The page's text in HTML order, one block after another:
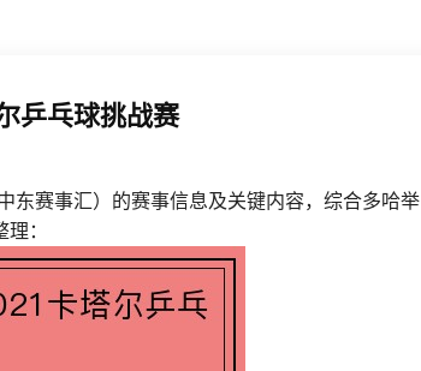
乒乓球挑战赛
东赛事汇）的赛事信息及关键内容，综合多哈举
：